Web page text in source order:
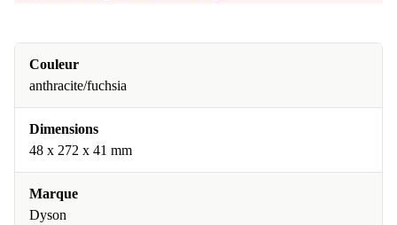
Couleur
anthracite/fuchsia
Dimensions
48 x 272 x 41 mm
Marque
Dyson